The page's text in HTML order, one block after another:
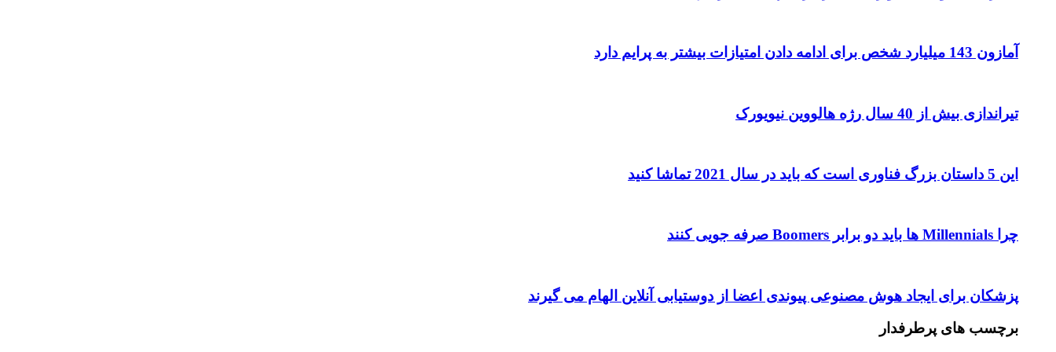
آمازون 143 میلیارد شخص برای ادامه دادن امتیازات بیشتر به پرایم دارد
تیراندازی بیش از 40 سال رژه هالووین نیویورک
این 5 داستان بزرگ فناوری است که باید در سال 2021 تماشا کنید
چرا Millennials ها باید دو برابر Boomers صرفه جویی کنند
پزشکان برای ایجاد هوش مصنوعی پیوندی اعضا از دوستیابی آنلاین الهام می گیرند
برچسب های پرطرفدار